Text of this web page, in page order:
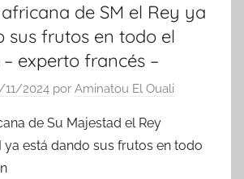
de SM el Rey ya
sus frutos en todo el
experto francés –
11/2024 por Aminatou El Ouali
de Su Majestad el Rey
ya está dando sus frutos en todo